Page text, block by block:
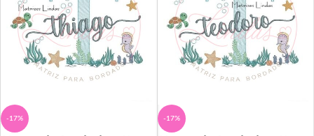
-17% -17%